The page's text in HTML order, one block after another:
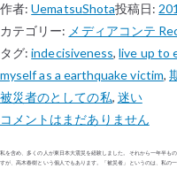
作者:UematsuShota投稿日:
カテゴリー: メディアコンテ
タグ:indecisiveness,live up to
myself as a earthquake victim,
被災者のとしての私, 迷い
コメントはまだありません
私を含め、多くの人が東日本大震災を経験しました。それから一年半も
すが、高木春樹という個人でもあります。「被災者」というのは、私の